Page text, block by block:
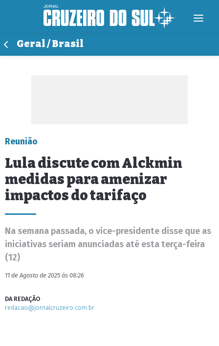
Geral / Brasil
Reunião
Lula discute com Alckmin
medidas para amenizar
impactos do tarifaço
Na semana passada, o vice-presidente disse que as
iniciativas seriam anunciadas até esta terça-feira
(12)
11 de Agosto de 2025 às 08:26
DA REDAÇÃO
redacao@jornalcruzeiro.com.br